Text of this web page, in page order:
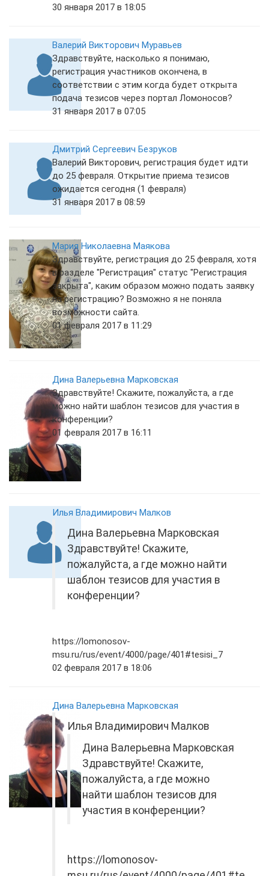
30 января 2017 в 18:05
Валерий Викторович Муравьев
Здравствуйте, насколько я понимаю,
регистрация участников окончена, в
соответствии с этим когда будет открыта
подача тезисов через портал Ломоносов?
31 января 2017 в 07:05
Дмитрий Сергеевич Безруков
Валерий Викторович, регистрация будет идти
до 25 февраля. Открытие приема тезисов
ожидается сегодня (1 февраля)
31 января 2017 в 08:59
Мария Николаевна Маякова
Здравствуйте, регистрация до 25 февраля, хотя
в разделе "Регистрация" статус "Регистрация
закрыта", каким образом можно подать заявку
на регистрацию? Возможно я не поняла
возможности сайта.
01 февраля 2017 в 11:29
Дина Валерьевна Марковская
Здравствуйте! Скажите, пожалуйста, а где
можно найти шаблон тезисов для участия в
конференции?
01 февраля 2017 в 16:11
Илья Владимирович Малков
Дина Валерьевна Марковская
Здравствуйте! Скажите,
пожалуйста, а где можно найти
шаблон тезисов для участия в
конференции?
https://lomonosov-
msu.ru/rus/event/4000/page/401#tesisi_7
02 февраля 2017 в 18:06
Дина Валерьевна Марковская
Илья Владимирович Малков
Дина Валерьевна Марковская
Здравствуйте! Скажите,
пожалуйста, а где можно
найти шаблон тезисов для
участия в конференции?
https://lomonosov-